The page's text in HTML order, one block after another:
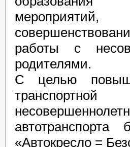
работы с
родителями.
С целью
«Автокресло =